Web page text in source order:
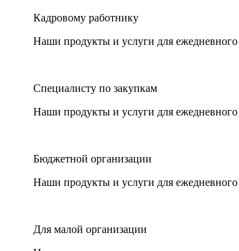
Кадровому работнику
Наши продукты и услуги для
Специалисту по закупкам
Наши продукты и услуги для
Бюджетной организации
Наши продукты и услуги для
Для малой организации